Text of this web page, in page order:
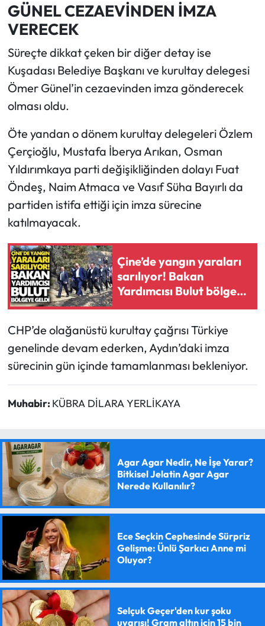
GÜNEL CEZAEVİNDEN İMZA
VERECEK
Süreçte dikkat çeken bir diğer detay ise
Kuşadası Belediye Başkanı ve kurultay delegesi
Ömer Günel’in cezaevinden imza gönderecek
olması oldu.
Öte yandan o dönem kurultay delegeleri Özlem
Çerçioğlu, Mustafa İberya Arıkan, Osman
Yıldırımkaya parti değişikliğinden dolayı Fuat
Öndeş, Naim Atmaca ve Vasıf Süha Bayırlı da
partiden istifa ettiği için imza sürecine
katılmayacak.
Çine’de yangın yaraları
sarılıyor! Bakan
Yardımcısı Bulut bölgeye
geldi
CHP’de olağanüstü kurultay çağrısı Türkiye
genelinde devam ederken, Aydın’daki imza
sürecinin gün içinde tamamlanması bekleniyor.
Muhabir: KÜBRA DİLARA YERLİKAYA
Agar Agar Nedir, Ne İşe Yarar?
Bitkisel Jelatin Agar Agar
Nerede Kullanılır?
Ece Seçkin Cephesinde Sürpriz
Gelişme: Ünlü Şarkıcı Anne mi
Oluyor?
Selçuk Geçer'den kur şoku
uyarısı! Gram altın için 15 bin